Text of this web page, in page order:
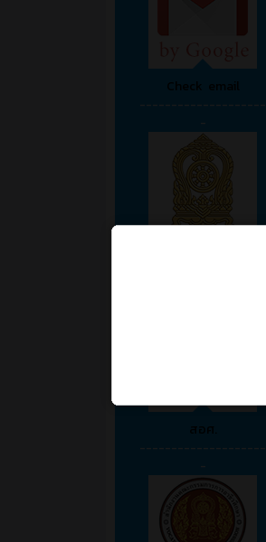
Check email
--------------------
-
สอศ.
--------------------
-